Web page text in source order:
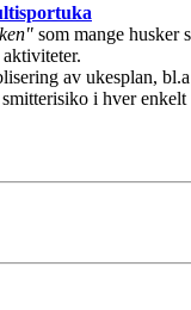
som mange husker
av ukesplan,
i hver enkelt